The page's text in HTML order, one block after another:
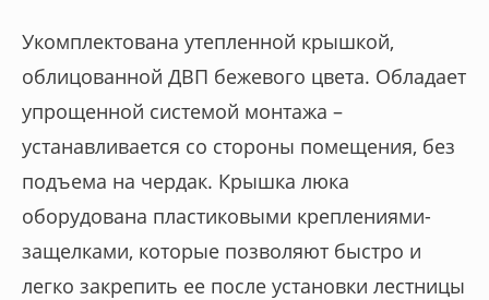
Укомплектована утепленной крышкой,
облицованной ДВП бежевого цвета. Обладает
упрощенной системой монтажа –
устанавливается со стороны помещения, без
подъема на чердак. Крышка люка
оборудована пластиковыми креплениями-
защелками, которые позволяют быстро и
легко закрепить ее после установки лестницы